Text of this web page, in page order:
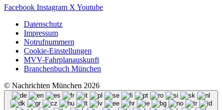
Facebook Instagram X Youtube
Datenschutz
Impressum
Notrufnummern
Cookie-Einstellungen
MVV-Fahrplanauskunft
Branchenbuch München
© Nachrichten München 2026